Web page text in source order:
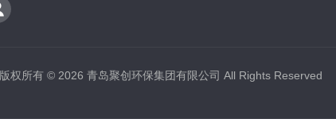
版权所有 © 2026 青岛聚创环保集团有限公司 All Rights Reserved